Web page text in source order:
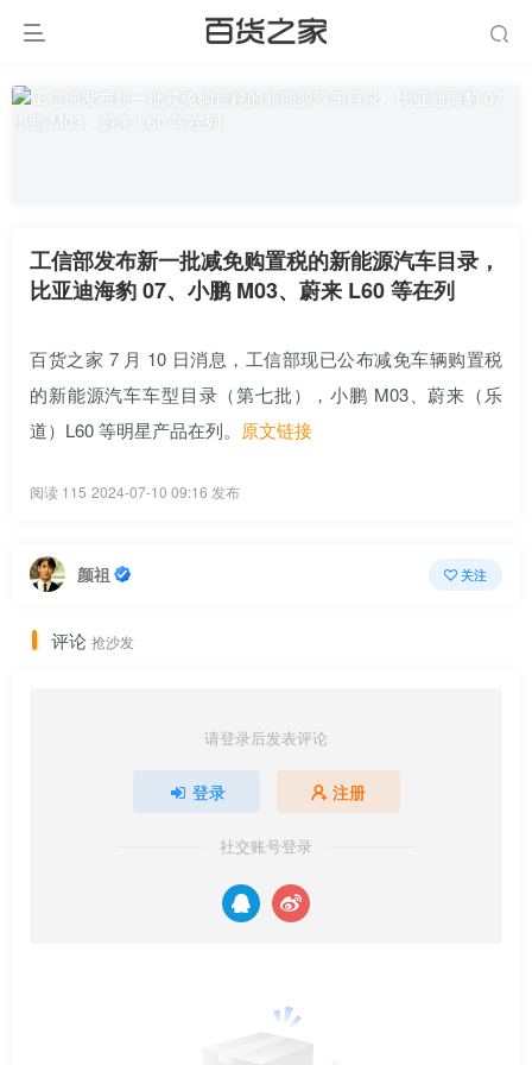
工信部发布新一批减免购置税的新能源汽车目录，
比亚迪海豹 07、小鹏 M03、蔚来 L60 等在列
百货之家 7 月 10 日消息，工信部现已公布减免车辆购置税
的新能源汽车车型目录（第七批），小鹏 M03、蔚来（乐
道）L60 等明星产品在列。 原文链接
阅读 115 2024-07-10 09:16 发布
颜祖 关注
评论 抢沙发
请登录后发表评论
登录 注册
社交账号登录